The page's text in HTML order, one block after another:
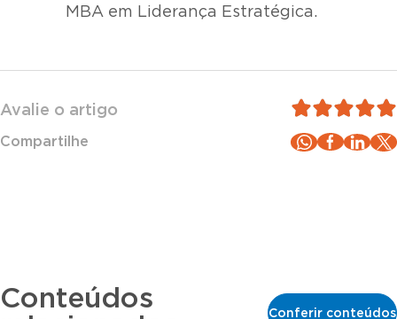
MBA em Liderança Estratégica.
Avalie o artigo
Compartilhe
Conteúdos
Conferir conteúdos